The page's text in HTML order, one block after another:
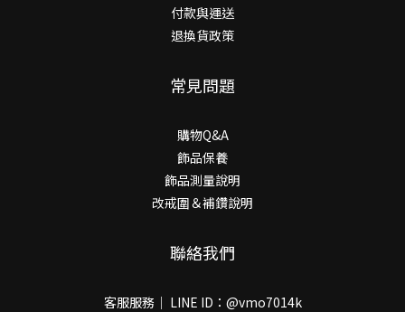
付款與運送
退換貨政策
常見問題
購物Q&A
飾品保養
飾品測量說明
改戒圍＆補鑽說明
聯絡我們
客服服務｜ LINE ID：@vmo7014k